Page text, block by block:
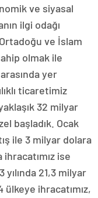
ve siyasal
ilgi odağı
ve İslam
olmak ile
yer
ticaretimiz
32 milyar
başladık. Ocak
ile 3 milyar dolara
ise
21,3 milyar
ihracatımız,